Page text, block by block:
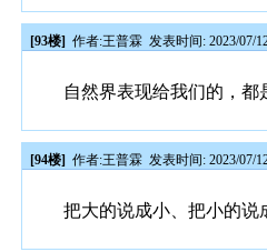
[93楼] 作者:王普霖 发表时间: 2023/07/
自然界表现给我们的，
[94楼] 作者:王普霖 发表时间: 2023/07/
把大的说成小、把小的说